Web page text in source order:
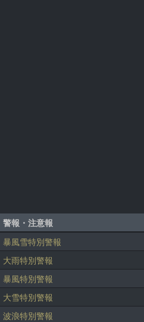
警報・注意報
暴風雪特別警報
大雨特別警報
暴風特別警報
大雪特別警報
波浪特別警報